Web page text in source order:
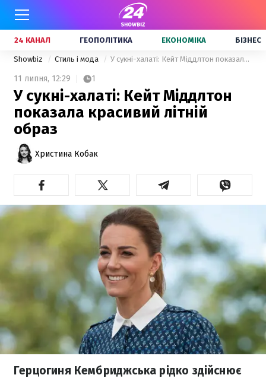
24 КАНАЛ ГЕОПОЛІТИКА ЕКОНОМІКА БІЗНЕС
Showbiz Стиль і мода У сукні-халаті: Кейт Міддлтон показала красивий літній образ
11 липня, 12:29 1
У сукні-халаті: Кейт Міддлтон
показала красивий літній
образ
Христина Кобак
Герцогиня Кембриджська рідко здійснює